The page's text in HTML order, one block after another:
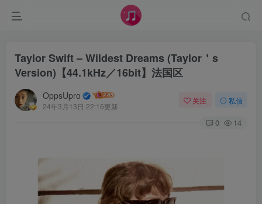
Taylor Swift – Wildest Dreams (Taylor＇s
Version)【44.1kHz／16bit】法国区
OppsUpro
24年3月13日 22:16更新
关注 私信
0 14